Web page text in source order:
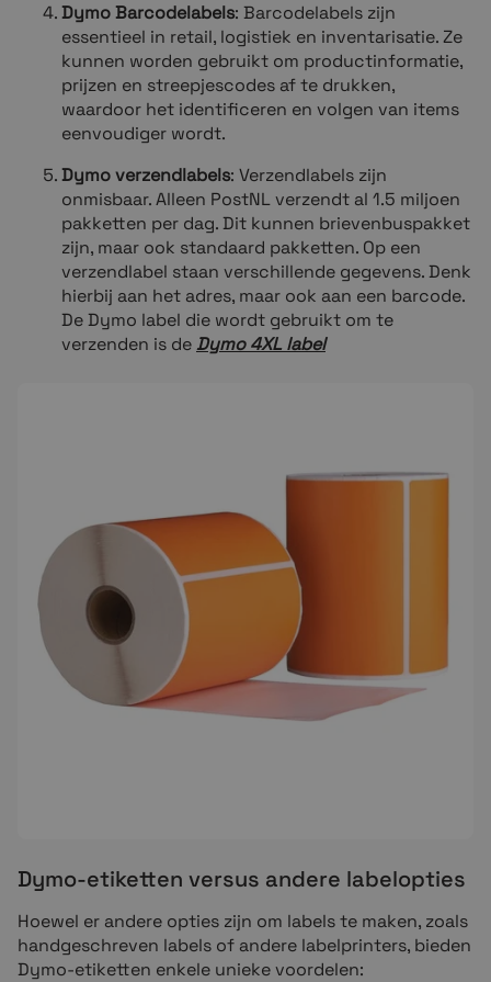
Dymo Barcodelabels: Barcodelabels zijn
essentieel in retail, logistiek en inventarisatie. Ze
kunnen worden gebruikt om productinformatie,
prijzen en streepjescodes af te drukken,
waardoor het identificeren en volgen van items
eenvoudiger wordt.
Dymo verzendlabels: Verzendlabels zijn
onmisbaar. Alleen PostNL verzendt al 1.5 miljoen
pakketten per dag. Dit kunnen brievenbuspakket
zijn, maar ook standaard pakketten. Op een
verzendlabel staan verschillende gegevens. Denk
hierbij aan het adres, maar ook aan een barcode.
De Dymo label die wordt gebruikt om te
verzenden is deDymo 4XL label
Dymo-etiketten versus andere labelopties
Hoewel er andere opties zijn om labels te maken, zoals
handgeschreven labels of andere labelprinters, bieden
Dymo-etiketten enkele unieke voordelen: